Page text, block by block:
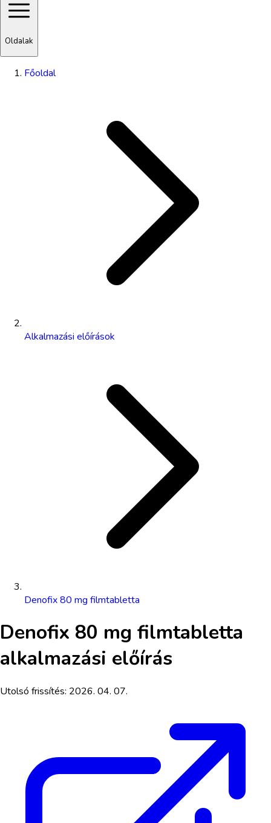
Oldalak
Főoldal
Alkalmazási előírások
Denofix 80 mg filmtabletta
Denofix 80 mg filmtabletta
alkalmazási előírás
Utolsó frissítés: 2026. 04. 07.